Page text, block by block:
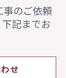
事のご依頼
記までお
せ